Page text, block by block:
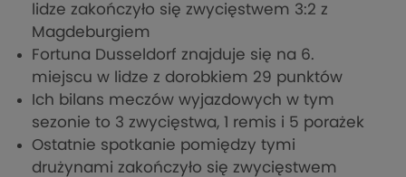
lidze zakończyło się zwycięstwem 3:2 z
Magdeburgiem
Fortuna Dusseldorf znajduje się na 6.
miejscu w lidze z dorobkiem 29 punktów
Ich bilans meczów wyjazdowych w tym
sezonie to 3 zwycięstwa, 1 remis i 5 porażek
Ostatnie spotkanie pomiędzy tymi
drużynami zakończyło się zwycięstwem